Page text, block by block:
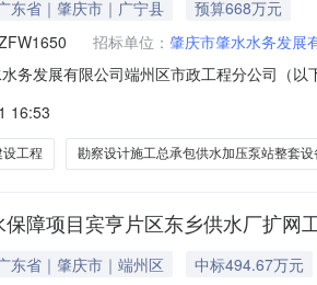
东省｜肇庆市｜广宁县
预算668万元
招标单位： 肇庆市肇水水务发展
务发展有限公司端州区市政工程分公司（
项目招标代理服务采购二、项目编号：
机构为广宁县供水
16:53
工程 勘察设计施工总承包供水加压泵站整套设
障项目宾亨片区东乡供水厂扩
东省｜肇庆市｜端州区
中标494.67万元